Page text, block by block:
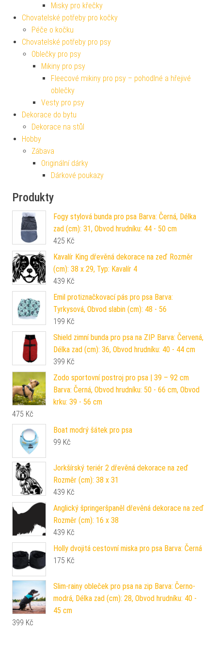
Misky pro křečky
Chovatelské potřeby pro kočky
Péče o kočku
Chovatelské potřeby pro psy
Oblečky pro psy
Mikiny pro psy
Fleecové mikiny pro psy – pohodlné a hřejivé
oblečky
Vesty pro psy
Dekorace do bytu
Dekorace na stůl
Hobby
Zábava
Originální dárky
Dárkové poukazy
Produkty
Fogy stylová bunda pro psa Barva: Černá, Délka
zad (cm): 31, Obvod hrudníku: 44 - 50 cm
425 Kč
Kavalír King dřevěná dekorace na zeď Rozměr
(cm): 38 x 29, Typ: Kavalír 4
439 Kč
Emil protiznačkovací pás pro psa Barva:
Tyrkysová, Obvod slabin (cm): 48 - 56
199 Kč
Shield zimní bunda pro psa na ZIP Barva: Červená,
Délka zad (cm): 36, Obvod hrudníku: 40 - 44 cm
399 Kč
Zodo sportovní postroj pro psa | 39 – 92 cm
Barva: Černá, Obvod hrudníku: 50 - 66 cm, Obvod
krku: 39 - 56 cm
475 Kč
Boat modrý šátek pro psa
99 Kč
Jorkšírský teriér 2 dřevěná dekorace na zeď
Rozměr (cm): 38 x 31
439 Kč
Anglický špringeršpaněl dřevěná dekorace na zeď
Rozměr (cm): 16 x 38
439 Kč
Holly dvojitá cestovní miska pro psa Barva: Černá
175 Kč
Slim-rainy obleček pro psa na zip Barva: Černo-
modrá, Délka zad (cm): 28, Obvod hrudníku: 40 -
45 cm
399 Kč